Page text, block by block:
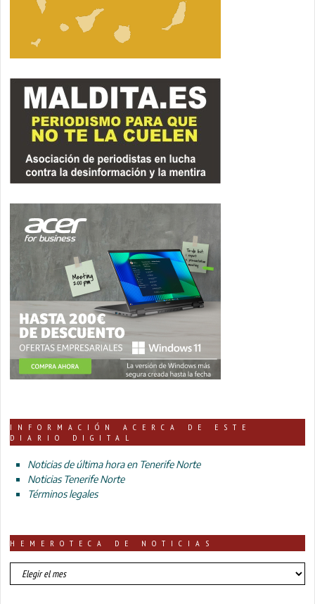
INFORMACIÓN ACERCA DE ESTE
DIARIO DIGITAL
Noticias de última hora en Tenerife Norte
Noticias Tenerife Norte
Términos legales
HEMEROTECA DE NOTICIAS
HEMEROTECA
DE